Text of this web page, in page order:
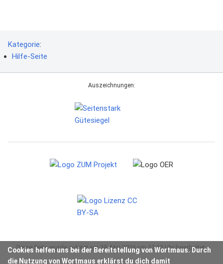
Kategorie:
Hilfe-Seite
Cookies helfen uns bei der Bereitstellung von Wortmaus. Durch
die Nutzung von Wortmaus erklärst du dich damit
Auszeichnungen:
Diese Seite wurde zuletzt am 28. Mai 2026 um 12:25 Uhr bearbeitet.